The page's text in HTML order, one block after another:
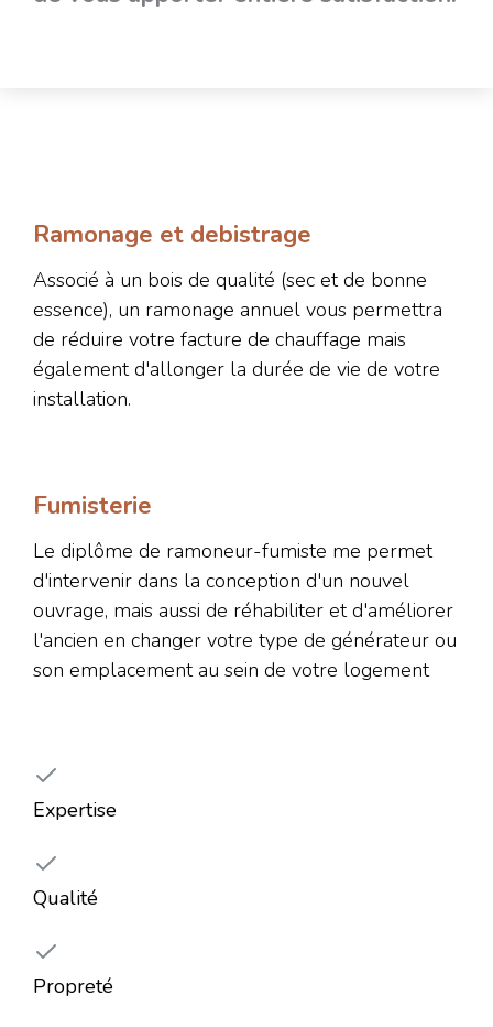
Ramonage et debistrage
Associé à un bois de qualité (sec et de bonne
essence), un ramonage annuel vous permettra
de réduire votre facture de chauffage mais
également d'allonger la durée de vie de votre
installation.
Fumisterie
Le diplôme de ramoneur-fumiste me permet
d'intervenir dans la conception d'un nouvel
ouvrage, mais aussi de réhabiliter et d'améliorer
l'ancien en changer votre type de générateur ou
son emplacement au sein de votre logement
Expertise
Qualité
Propreté